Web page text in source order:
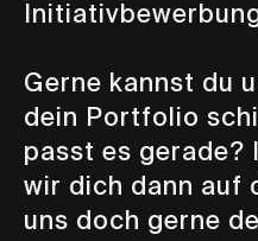
Gerne kannst du
dein Portfolio
passt es gerade?
wir dich dann auf
uns doch gerne